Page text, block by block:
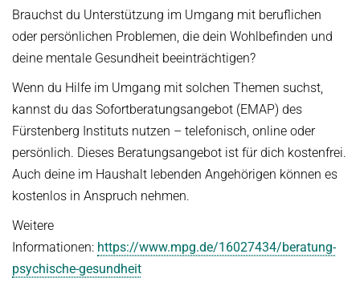
Brauchst du Unterstützung im Umgang mit beruflichen
oder persönlichen Problemen, die dein Wohlbefinden und
deine mentale Gesundheit beeinträchtigen?
Wenn du Hilfe im Umgang mit solchen Themen suchst,
kannst du das Sofortberatungsangebot (EMAP) des
Fürstenberg Instituts nutzen – telefonisch, online oder
persönlich. Dieses Beratungsangebot ist für dich kostenfrei.
Auch deine im Haushalt lebenden Angehörigen können es
kostenlos in Anspruch nehmen.
Weitere
Informationen: https://www.mpg.de/16027434/beratung-
psychische-gesundheit